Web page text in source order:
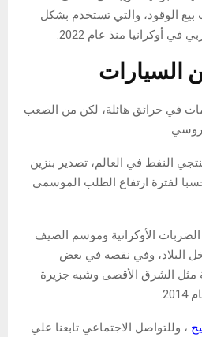
الوقود، والتي تستخدم بشكل
أوكرانيا منذ عام 2022.
السيارات
في حرائق هائلة، لكن من الصعب
النفط في العالم، تصدير بنزين
31 يوليو، تحسبا لفترة ارتفاع الطلب الموسمي
ساهمت الضربات الأوكرانية وموسم الصيف
البلاد، وفي نقصه في بعض
مثل الشرق الأقصى وشبه جزيرة
، وللتواصل الاجتماعي تابعنا علي